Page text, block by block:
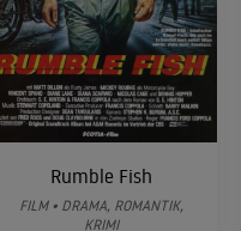
Rumble Fish
FILM • DRAMA, ROMANTIK,
KRIMI